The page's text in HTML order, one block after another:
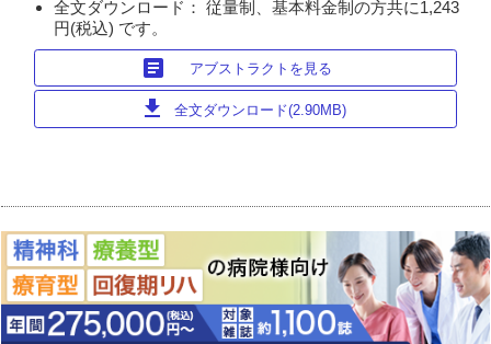
全文ダウンロード： 従量制、基本料金制の方共に1,243
円(税込) です。
article アブストラクトを見る
download 全文ダウンロード(2.90MB)